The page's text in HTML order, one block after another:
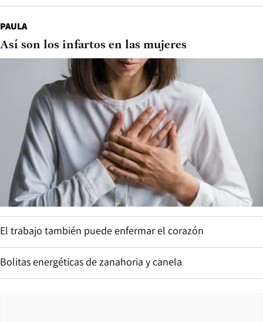
PAULA
Así son los infartos en las mujeres
El trabajo también puede enfermar el corazón
Bolitas energéticas de zanahoria y canela